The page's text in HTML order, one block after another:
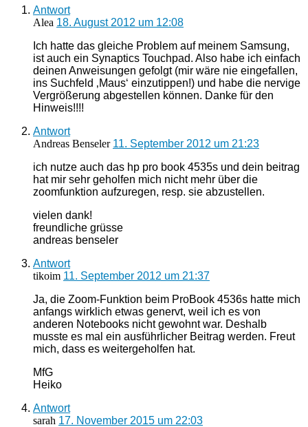
Antwort
Alea 18. August 2012 um 12:08
Ich hatte das gleiche Problem auf meinem Samsung,
ist auch ein Synaptics Touchpad. Also habe ich einfach
deinen Anweisungen gefolgt (mir wäre nie eingefallen,
ins Suchfeld ‚Maus‘ einzutippen!) und habe die nervige
Vergrößerung abgestellen können. Danke für den
Hinweis!!!!
Antwort
Andreas Benseler 11. September 2012 um 21:23
ich nutze auch das hp pro book 4535s und dein beitrag
hat mir sehr geholfen mich nicht mehr über die
zoomfunktion aufzuregen, resp. sie abzustellen.
vielen dank!
freundliche grüsse
andreas benseler
Antwort
tikoim 11. September 2012 um 21:37
Ja, die Zoom-Funktion beim ProBook 4536s hatte mich
anfangs wirklich etwas genervt, weil ich es von
anderen Notebooks nicht gewohnt war. Deshalb
musste es mal ein ausführlicher Beitrag werden. Freut
mich, dass es weitergeholfen hat.
MfG
Heiko
Antwort
sarah 17. November 2015 um 22:03